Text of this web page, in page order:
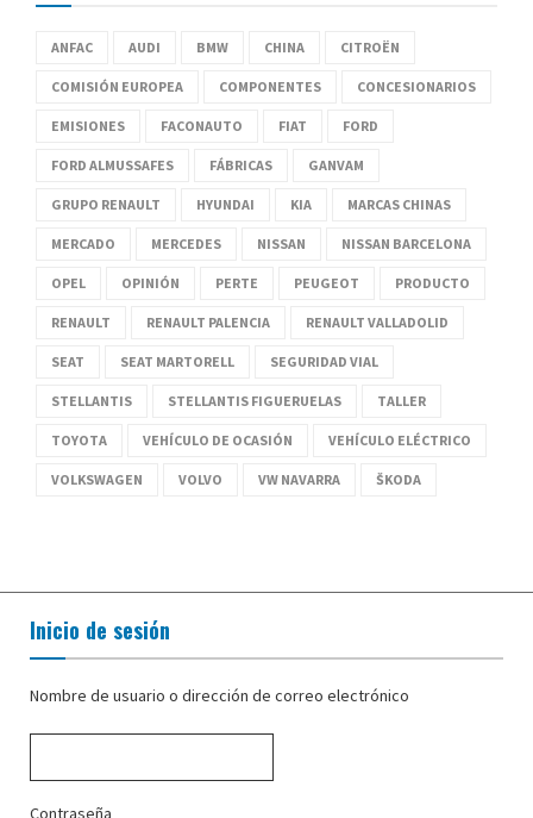
ANFAC AUDI BMW CHINA CITROËN
COMISIÓN EUROPEA COMPONENTES CONCESIONARIOS
EMISIONES FACONAUTO FIAT FORD
FORD ALMUSSAFES FÁBRICAS GANVAM
GRUPO RENAULT HYUNDAI KIA MARCAS CHINAS
MERCADO MERCEDES NISSAN NISSAN BARCELONA
OPEL OPINIÓN PERTE PEUGEOT PRODUCTO
RENAULT RENAULT PALENCIA RENAULT VALLADOLID
SEAT SEAT MARTORELL SEGURIDAD VIAL
STELLANTIS STELLANTIS FIGUERUELAS TALLER
TOYOTA VEHÍCULO DE OCASIÓN VEHÍCULO ELÉCTRICO
VOLKSWAGEN VOLVO VW NAVARRA ŠKODA
Inicio de sesión
Nombre de usuario o dirección de correo electrónico